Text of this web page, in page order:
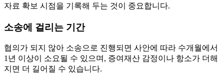
자료 확보 시점을 기록해 두는 것이 중요합니다.
소송에 걸리는 기간
협의가 되지 않아 소송으로 진행되면 사안에 따라 수개월에서
1년 이상이 소요될 수 있으며, 증여재산 감정이나 항소가 더해
지면 더 길어질 수 있습니다.